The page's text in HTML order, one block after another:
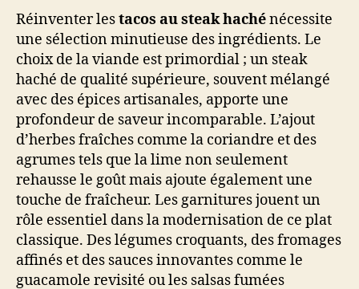
Réinventer lestacos au steak hachénécessite
une sélection minutieuse des ingrédients. Le
choix de la viande est primordial ; un steak
haché de qualité supérieure, souvent mélangé
avec des épices artisanales, apporte une
profondeur de saveur incomparable. L’ajout
d’herbes fraîches comme la coriandre et des
agrumes tels que la lime non seulement
rehausse le goût mais ajoute également une
touche de fraîcheur. Les garnitures jouent un
rôle essentiel dans la modernisation de ce plat
classique. Des légumes croquants, des fromages
affinés et des sauces innovantes comme le
guacamole revisité ou les salsas fumées